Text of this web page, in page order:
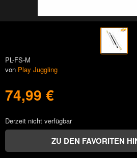
PL-FS-M
von Play Juggling
74,99 €
Derzeit nicht verfügbar